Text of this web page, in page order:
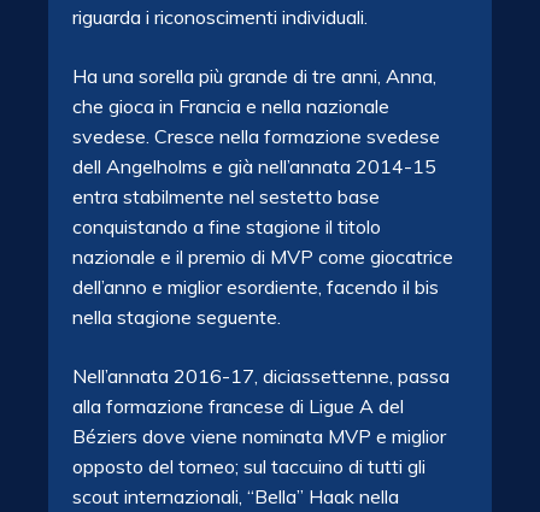
riguarda i riconoscimenti individuali.
Ha una sorella più grande di tre anni, Anna,
che gioca in Francia e nella nazionale
svedese. Cresce nella formazione svedese
dell Angelholms e già nell’annata 2014-15
entra stabilmente nel sestetto base
conquistando a fine stagione il titolo
nazionale e il premio di MVP come giocatrice
dell’anno e miglior esordiente, facendo il bis
nella stagione seguente.
Nell’annata 2016-17, diciassettenne, passa
alla formazione francese di Ligue A del
Béziers dove viene nominata MVP e miglior
opposto del torneo; sul taccuino di tutti gli
scout internazionali, “Bella” Haak nella